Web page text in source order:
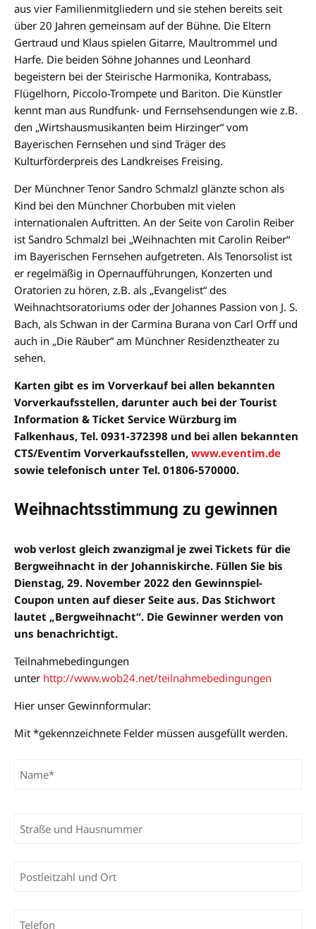
aus vier Familienmitgliedern und sie stehen bereits seit
über 20 Jahren gemeinsam auf der Bühne. Die Eltern
Gertraud und Klaus spielen Gitarre, Maultrommel und
Harfe. Die beiden Söhne Johannes und Leonhard
begeistern bei der Steirische Harmonika, Kontrabass,
Flügelhorn, Piccolo-Trompete und Bariton. Die Künstler
kennt man aus Rundfunk- und Fernsehsendungen wie z.B.
den „Wirtshausmusikanten beim Hirzinger“ vom
Bayerischen Fernsehen und sind Träger des
Kulturförderpreis des Landkreises Freising.
Der Münchner Tenor Sandro Schmalzl glänzte schon als
Kind bei den Münchner Chorbuben mit vielen
internationalen Auftritten. An der Seite von Carolin Reiber
ist Sandro Schmalzl bei „Weihnachten mit Carolin Reiber“
im Bayerischen Fernsehen aufgetreten. Als Tenorsolist ist
er regelmäßig in Opernaufführungen, Konzerten und
Oratorien zu hören, z.B. als „Evangelist“ des
Weihnachtsoratoriums oder der Johannes Passion von J. S.
Bach, als Schwan in der Carmina Burana von Carl Orff und
auch in „Die Räuber“ am Münchner Residenztheater zu
sehen.
Karten gibt es im Vorverkauf bei allen bekannten
Vorverkaufsstellen, darunter auch bei der Tourist
Information & Ticket Service Würzburg im
Falkenhaus, Tel. 0931-372398 und bei allen bekannten
CTS/Eventim Vorverkaufsstellen, www.eventim.de
sowie telefonisch unter Tel. 01806-570000.
Weihnachtsstimmung zu gewinnen
wob verlost gleich zwanzigmal je zwei Tickets für die
Bergweihnacht in der Johanniskirche. Füllen Sie bis
Dienstag, 29. November 2022 den Gewinnspiel-
Coupon unten auf dieser Seite aus. Das Stichwort
lautet „Bergweihnacht“. Die Gewinner werden von
uns benachrichtigt.
Teilnahmebedingungen
unter http://www.wob24.net/teilnahmebedingungen
Hier unser Gewinnformular:
Mit *gekennzeichnete Felder müssen ausgefüllt werden.